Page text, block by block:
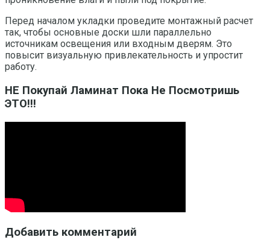
Перед началом укладки проведите монтажный расчет
так, чтобы основные доски шли параллельно
источникам освещения или входным дверям. Это
повысит визуальную привлекательность и упростит
работу.
НЕ Покупай Ламинат Пока Не Посмотришь
ЭТО!!!
Добавить комментарий